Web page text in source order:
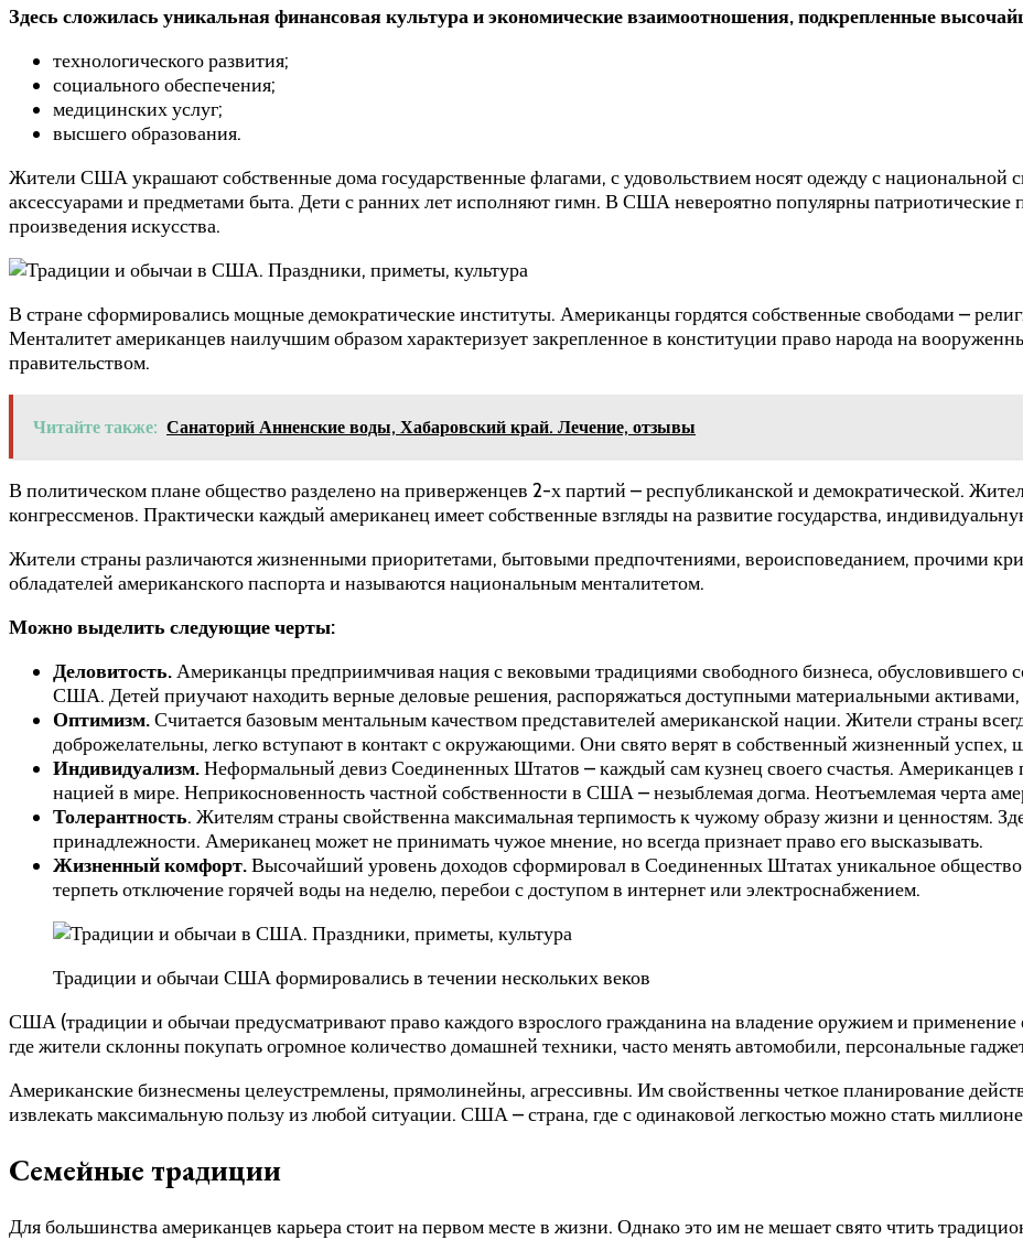
Здесь сложилась уникальная финансовая культура и экономические взаимоотношения, подкрепленные
технологического развития;
социального обеспечения;
медицинских услуг;
высшего образования.
Жители США украшают собственные дома государственные флагами, с удовольствием носят одежду с национальной
аксессуарами и предметами быта. Дети с ранних лет исполняют гимн. В США невероятно популярны
произведения искусства.
В стране сформировались мощные демократические институты. Американцы гордятся собственные свободами –
Менталитет американцев наилучшим образом характеризует закрепленное в конституции право народа на
правительством.
Читайте также: Санаторий Анненские воды, Хабаровский край. Лечение, отзывы
В политическом плане общество разделено на приверженцев 2-х партий – республиканской и демократической.
конгрессменов. Практически каждый американец имеет собственные взгляды на развитие государства,
Жители страны различаются жизненными приоритетами, бытовыми предпочтениями, вероисповеданием, прочими
обладателей американского паспорта и называются национальным менталитетом.
Можно выделить следующие черты:
Деловитость.Американцы предприимчивая нация с вековыми традициями свободного бизнеса,
США. Детей приучают находить верные деловые решения, распоряжаться доступными материальными активами,
Оптимизм.Считается базовым ментальным качеством представителей американской нации. Жители страны
доброжелательны, легко вступают в контакт с окружающими. Они свято верят в собственный жизненный
Индивидуализм.Неформальный девиз Соединенных Штатов – каждый сам кузнец своего счастья. Американцев
нацией в мире. Неприкосновенность частной собственности в США – незыблемая догма. Неотъемлемая черта
Толерантность. Жителям страны свойственна максимальная терпимость к чужому образу жизни и ценностям.
принадлежности. Американец может не принимать чужое мнение, но всегда признает право его высказывать.
Жизненный комфорт.Высочайший уровень доходов сформировал в Соединенных Штатах уникальное общество
терпеть отключение горячей воды на неделю, перебои с доступом в интернет или электроснабжением.
Традиции и обычаи США формировались в течении нескольких веков
США (традиции и обычаи предусматривают право каждого взрослого гражданина на владение оружием и применение
где жители склонны покупать огромное количество домашней техники, часто менять автомобили, персональные
Американские бизнесмены целеустремлены, прямолинейны, агрессивны. Им свойственны четкое планирование
извлекать максимальную пользу из любой ситуации. США – страна, где с одинаковой легкостью можно стать
Семейные традиции
Для большинства американцев карьера стоит на первом месте в жизни. Однако это им не мешает свято чтить